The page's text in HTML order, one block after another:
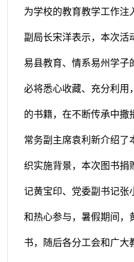
为学校的教育教学工作注
副局长宋洋表示，本次活
易县教育、情系易州学子
必将悉心收藏、充分利用
的书籍，在不断传承中撒
常务副主席袁利新介绍了
织实施背景，本次图书捐
记黄宝印、党委副书记张
和热心参与，暑假期间，
书，随后各分工会和广大